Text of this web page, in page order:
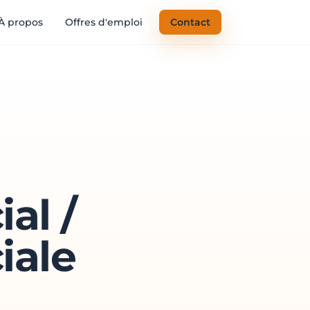
propos Offres d'emploi Contact
/